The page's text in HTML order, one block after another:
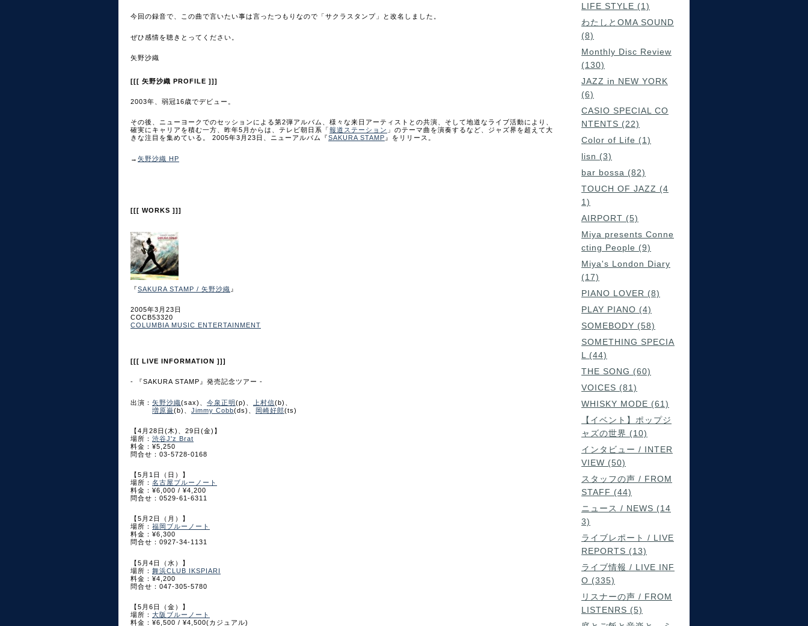
今回の録音で、この曲で言いたい事は言ったつもりなので「サクラスタンプ」と改名しました。
ぜひ感情を聴きとってください。
矢野沙織
[[[ 矢野沙織 PROFILE ]]]
2003年、弱冠16歳でデビュー。
その後、ニューヨークでのセッションによる第2弾アルバム、様々な来日アーティストとの共演、そして地道なライブ活動により、
確実にキャリアを積む一方、昨年5月からは、テレビ朝日系「 報道ステーション 」のテーマ曲を演奏するなど、ジャズ界を超えて大
きな注目を集めている。 2005年3月23日、ニューアルバム『SAKURA STAMP 』をリリース。
→ 矢野沙織 HP
[[[ WORKS ]]]
『SAKURA STAMP / 矢野沙織 』
2005年3月23日
COCB53320
COLUMBIA MUSIC ENTERTAINMENT
[[[ LIVE INFORMATION ]]]
- 『SAKURA STAMP』発売記念ツアー -
出演： 矢野沙織(sax)、 今泉正明(p)、 上村信(b)、
増原巌(b)、 Jimmy Cobb(ds)、 岡崎好郎(ts)
【4月28日(木)、29日(金)】
場所： 渋谷J'z Brat
料金：¥5,250
問合せ：03-5728-0168
【5月1日（日）】
場所： 名古屋ブルーノート
料金：¥6,000 / ¥4,200
問合せ：0529-61-6311
【5月2日（月）】
場所： 福岡ブルーノート
料金：¥6,300
問合せ：0927-34-1131
【5月4日（水）】
場所： 舞浜CLUB IKSPIARI
料金：¥4,200
問合せ：047-305-5780
【5月6日（金）】
場所： 大阪ブルーノート
料金：¥6,500 / ¥4,500(カジュアル)
LIFE STYLE (1)
わたしとOMA SOUND
(8)
Monthly Disc Review
(130)
JAZZ in NEW YORK
(6)
CASIO SPECIAL CO
NTENTS (22)
Color of Life (1)
lisn (3)
bar bossa (82)
TOUCH OF JAZZ (4
1)
AIRPORT (5)
Miya presents Conne
cting People (9)
Miya's London Diary
(17)
PIANO LOVER (8)
PLAY PIANO (4)
SOMEBODY (58)
SOMETHING SPECIA
L (44)
THE SONG (60)
VOICES (81)
WHISKY MODE (61)
【イベント】ポップジ
ャズの世界 (10)
インタビュー / INTER
VIEW (50)
スタッフの声 / FROM
STAFF (44)
ニュース / NEWS (14
3)
ライブレポート / LIVE
REPORTS (13)
ライブ情報 / LIVE INF
O (335)
リスナーの声 / FROM
LISTENRS (5)